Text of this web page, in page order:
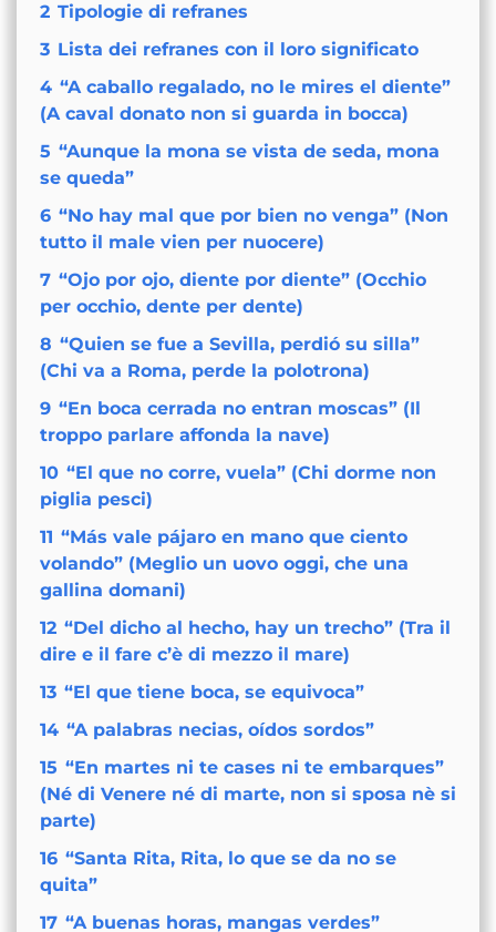
2 Tipologie di refranes
3 Lista dei refranes con il loro significato
4 “A caballo regalado, no le mires el diente”
(A caval donato non si guarda in bocca)
5 “Aunque la mona se vista de seda, mona
se queda”
6 “No hay mal que por bien no venga” (Non
tutto il male vien per nuocere)
7 “Ojo por ojo, diente por diente” (Occhio
per occhio, dente per dente)
8 “Quien se fue a Sevilla, perdió su silla”
(Chi va a Roma, perde la polotrona)
9 “En boca cerrada no entran moscas” (Il
troppo parlare affonda la nave)
10 “El que no corre, vuela” (Chi dorme non
piglia pesci)
11 “Más vale pájaro en mano que ciento
volando” (Meglio un uovo oggi, che una
gallina domani)
12 “Del dicho al hecho, hay un trecho” (Tra il
dire e il fare c’è di mezzo il mare)
13 “El que tiene boca, se equivoca”
14 “A palabras necias, oídos sordos”
15 “En martes ni te cases ni te embarques”
(Né di Venere né di marte, non si sposa nè si
parte)
16 “Santa Rita, Rita, lo que se da no se
quita”
17 “A buenas horas, mangas verdes”